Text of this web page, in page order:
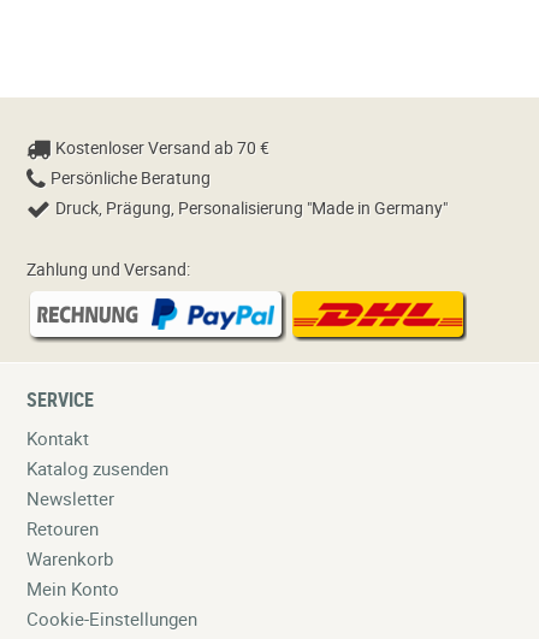
Kostenloser Versand ab 70 €
Persönliche Beratung
Druck, Prägung, Personalisierung "Made in Germany"
Zahlung und Versand:
SERVICE
Kontakt
Katalog zusenden
Newsletter
Retouren
Warenkorb
Mein Konto
Cookie-Einstellungen